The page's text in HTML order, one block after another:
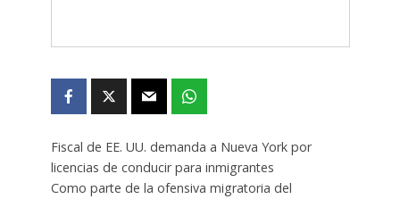
Fiscal de EE. UU. demanda a Nueva York por
licencias de conducir para inmigrantes
Como parte de la ofensiva migratoria del